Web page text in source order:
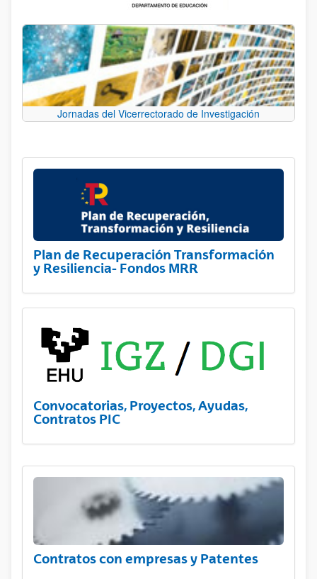
Jornadas del Vicerrectorado de Investigación
Plan de Recuperación Transformación
y Resiliencia- Fondos MRR
Convocatorias, Proyectos, Ayudas,
Contratos PIC
Contratos con empresas y Patentes